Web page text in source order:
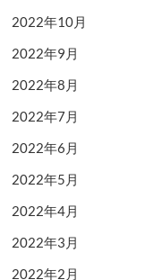
2022年10月
2022年9月
2022年8月
2022年7月
2022年6月
2022年5月
2022年4月
2022年3月
2022年2月